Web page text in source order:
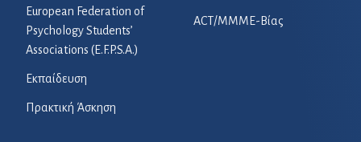
European Federation of
Psychology Students’
Associations (E.F.P.S.A.)
Εκπαίδευση
Πρακτική Άσκηση
ACT/ΜΜΜΕ-Βίας